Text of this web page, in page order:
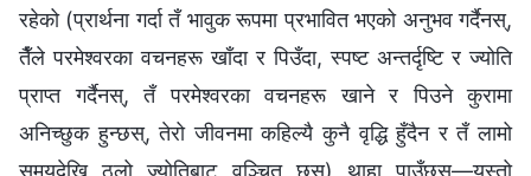
रहेको (प्रार्थना गर्दा तँ भावुक रूपमा प्रभावित भएको अनुभव गर्दैनस्,
तैँले परमेश्‍वरका वचनहरू खाँदा र पिउँदा, स्पष्ट अन्तर्दृष्टि र ज्योति
प्राप्त गर्दैनस्, तँ परमेश्‍वरका वचनहरू खाने र पिउने कुरामा
अनिच्छुक हुन्छस्, तेरो जीवनमा कहिल्यै कुनै वृद्धि हुँदैन र तँ लामो
समयदेखि ठूलो ज्योतिबाट वञ्चित छस्) थाहा पाउँछस्—यस्तो